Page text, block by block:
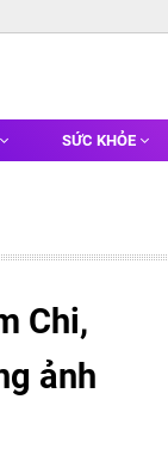
SỨC KHỎE
Chi,
ảnh